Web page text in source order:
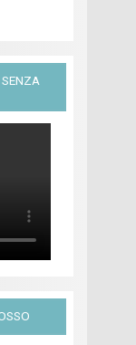
SENZA